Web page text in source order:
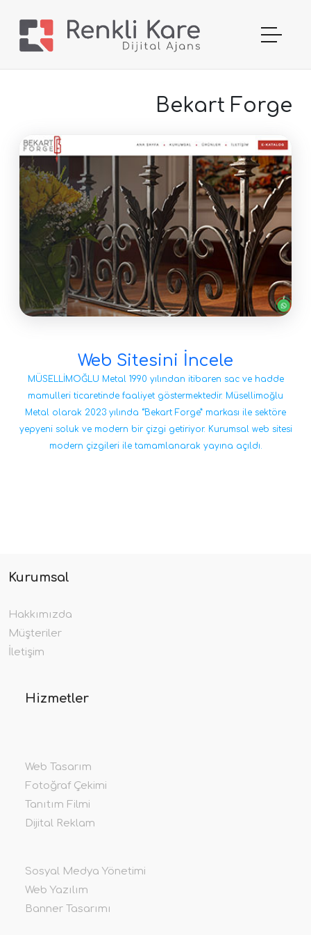
Bekart Forge
Web Sitesini İncele
MÜSELLİMOĞLU Metal 1990 yılından itibaren sac ve hadde
mamulleri ticaretinde faaliyet göstermektedir. Müsellimoğlu
Metal olarak 2023 yılında “Bekart Forge” markası ile sektöre
yepyeni soluk ve modern bir çizgi getiriyor. Kurumsal web sitesi
modern çizgileri ile tamamlanarak yayına açıldı.
Kurumsal
Hakkımızda
Müşteriler
İletişim
Hizmetler
Web Tasarım
Fotoğraf Çekimi
Tanıtım Filmi
Dijital Reklam
Sosyal Medya Yönetimi
Web Yazılım
Banner Tasarımı